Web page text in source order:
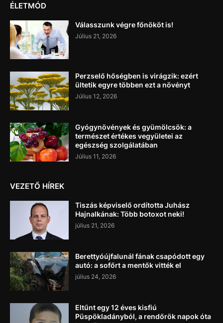
ÉLETMÓD
Válasszunk végre főnököt is!
Július 21, 2026
Perzselő hőségben is virágzik: ezért
ültetik egyre többen ezt a növényt
Július 12, 2026
Gyógynövények és gyümölcsök: a
természet értékes vegyületei az
egészség szolgálatában
Július 11, 2026
VEZETŐ HÍREK
Tiszás képviselő ordította Juhász
Hajnalkának: Több botoxot neki!
július 21, 2026
Berettyóújfalunál fának csapódott egy
autó: a sofőrt a mentők vitték el
július 24, 2026
Eltűnt egy 12 éves kisfiú
Püspökladányból, a rendőrök napok óta